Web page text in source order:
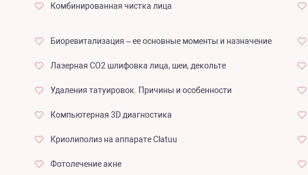
Комбинированная чистка лица
Биоревитализация – ее основные моменты и назначение
Лазерная СО2 шлифовка лица, шеи, декольте
Удаления татуировок. Причины и особенности
Компьютерная 3D диагностика
Криолиполиз на аппарате Clatuu
Фотолечение акне